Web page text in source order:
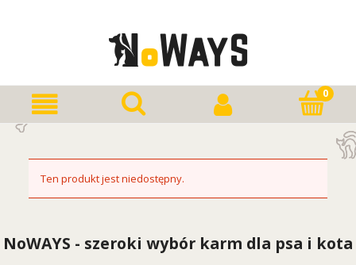
Ten produkt jest niedostępny.
NoWAYS - szeroki wybór karm dla psa i kota